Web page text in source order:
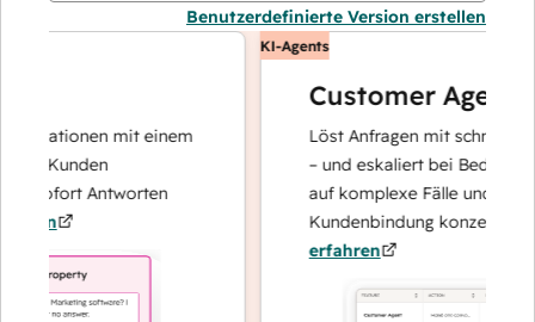
Benutzerdefinierte Version erstellen
mit einem
Kunden
Antworten
KI-Agents
Customer Agent
Löst Anfragen mit schnellen,
– und eskaliert bei Bedarf, damit
auf komplexe Fälle und den
Kundenbindung konzentrieren
erfahren